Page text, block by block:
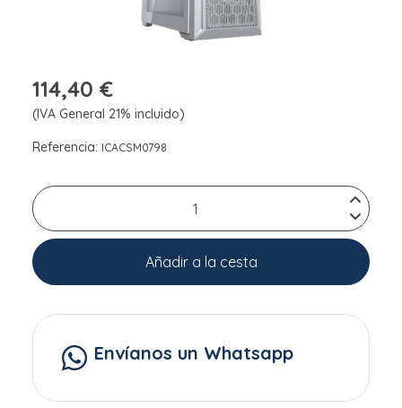
114,40 €
(IVA General 21% incluido)
Referencia: ICACSM0798
Añadir a la cesta
Envíanos un Whatsapp